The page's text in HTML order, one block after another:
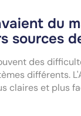
du
sources
des
différents.
claires et plus